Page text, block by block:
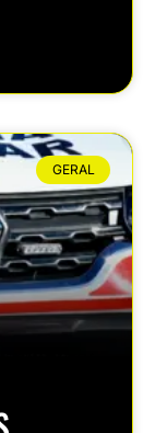
GERAL